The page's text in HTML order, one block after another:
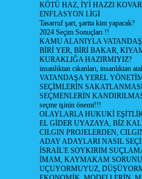
KÖTÜ HAZ, İYİ HAZZI
ENFLASYON LİGİ
Tasarruf şart, şartta kim yapacak?
2024 Seçim Sonuçları !!
KAMU ALANIYLA
BİRİ YER, BİRİ BAKAR,
KURAKLIĞA HAZIRMIYIZ?
insanlıktan cıkanları, insanlıktan
VATANDAŞA YEREL
SEÇİMLERİN
SEÇMENLERİN
seçme işinin önemi!!!
OLAYLARLA HUKUKİ
EL GİDER UYAZAYA, BİZ
CILGIN PROJELERDEN,
ADAY ADAYLARI NASIL
İSRAİL'E SOYKIRIM
İMAM, KAYMAKAM SORUNU
UÇUYORMUYUZ,